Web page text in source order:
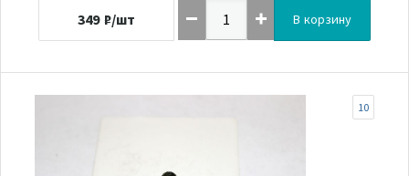
349 ₽/шт В корзину
10